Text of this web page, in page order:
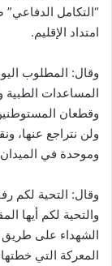
“التكامل
امتداد الإقليم.
وقال: المطلوب
المساعدات الطبية
وقطعان
ولن نتراجع عنها،
وموحدة في
وقال: التحية لكم
والتحية لكم أيها
الشهداء على
المعركة التي